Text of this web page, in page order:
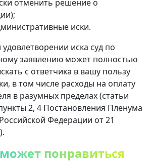
отменить решение о
иски.
иска суд по
заявлению может полностью
с ответчика в вашу пользу
в том числе расходы на оплату
в разумных пределах (статьи
2, 4 Постановления Пленума
Федерации от 21
понравиться